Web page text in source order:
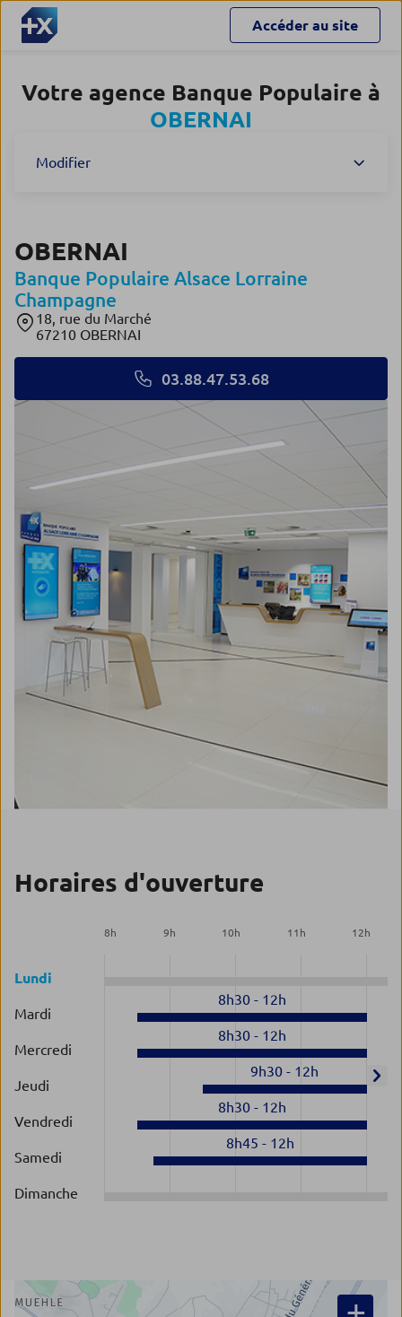
Accéder au site
Votre agence Banque Populaire à
OBERNAI
Modifier
OBERNAI
Banque Populaire Alsace Lorraine
Champagne
18, rue du Marché
67210 OBERNAI
03.88.47.53.68
Horaires d'ouverture
8h 9h 10h 11 h 12h
Lundi
Mardi
8h30- 12h
Mercredi
8h30- 12h
Jeudi
9h30 - 12h
Vendredi
8h30- 12h
Samedi
8h45 - 12h
Dimanche